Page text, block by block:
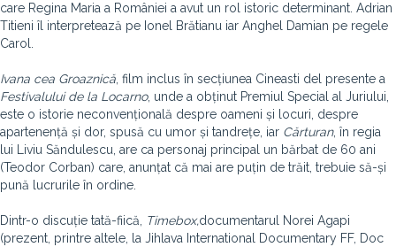
care Regina Maria a României a avut un rol istoric determinant. Adrian
Titieni îl interpretează pe Ionel Brătianu iar Anghel Damian pe regele
Carol.
Ivana cea Groaznică , film inclus în secțiunea Cineasti del presente a
Festivalului de la Locarno, unde a obținut Premiul Special al Juriului,
este o istorie neconvențională despre oameni și locuri, despre
apartenență și dor, spusă cu umor și tandrețe, iar Cărturan, în regia
lui Liviu Săndulescu, are ca personaj principal un bărbat de 60 ani
(Teodor Corban) care, anunțat că mai are puțin de trăit, trebuie să-și
pună lucrurile în ordine.
Dintr-o discuție tată-fiică, Timebox,documentarul Norei Agapi
(prezent, printre altele, la Jihlava International Documentary FF, Doc